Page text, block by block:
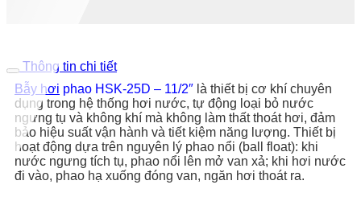
Thông tin chi tiết
Bẫy hơi phao HSK-25D – 11/2″ là thiết bị cơ khí chuyên
dụng trong hệ thống hơi nước, tự động loại bỏ nước
ngưng tụ và không khí mà không làm thất thoát hơi, đảm
bảo hiệu suất vận hành và tiết kiệm năng lượng. Thiết bị
hoạt động dựa trên nguyên lý phao nổi (ball float): khi
nước ngưng tích tụ, phao nổi lên mở van xả; khi hơi nước
đi vào, phao hạ xuống đóng van, ngăn hơi thoát ra.